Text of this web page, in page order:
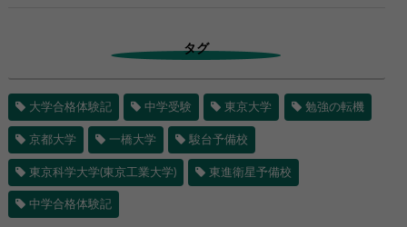
タグ
大学合格体験記 中学受験 東京大学 勉強の転機
京都大学 一橋大学 駿台予備校
東京科学大学(東京工業大学) 東進衛星予備校
中学合格体験記